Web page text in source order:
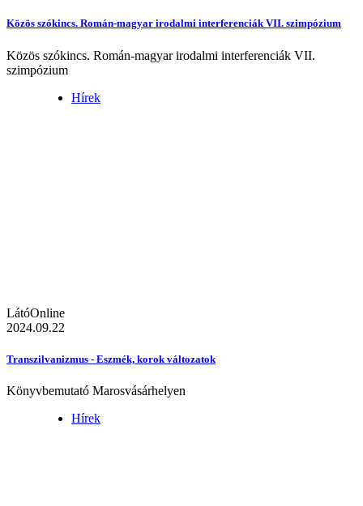
Közös szókincs. Román-magyar irodalmi interferenciák VII. szimpózium
Közös szókincs. Román-magyar irodalmi interferenciák VII.
szimpózium
Hírek
LátóOnline
2024.09.22
Transzilvanizmus - Eszmék, korok változatok
Könyvbemutató Marosvásárhelyen
Hírek